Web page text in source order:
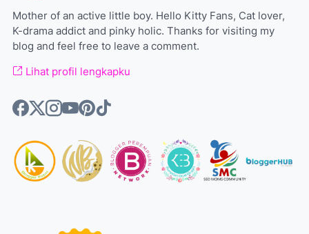
Mother of an active little boy. Hello Kitty Fans, Cat lover,
K-drama addict and pinky holic. Thanks for visiting my
blog and feel free to leave a comment.
Lihat profil lengkapku